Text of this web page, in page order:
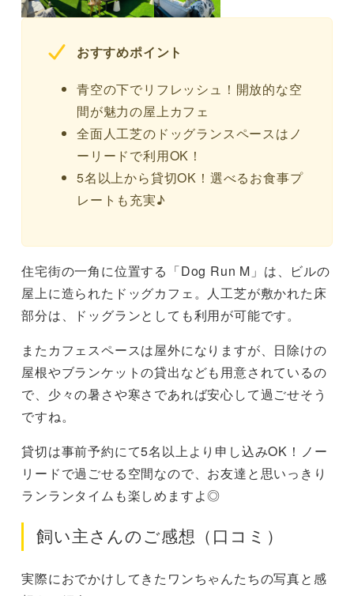
おすすめポイント
青空の下でリフレッシュ！開放的な空
間が魅力の屋上カフェ
全面人工芝のドッグランスペースはノ
ーリードで利用OK！
5名以上から貸切OK！選べるお食事プ
レートも充実♪
住宅街の一角に位置する「Dog Run M」は、ビルの
屋上に造られたドッグカフェ。人工芝が敷かれた床
部分は、ドッグランとしても利用が可能です。
またカフェスペースは屋外になりますが、日除けの
屋根やブランケットの貸出なども用意されているの
で、少々の暑さや寒さであれば安心して過ごせそう
ですね。
貸切は事前予約にて5名以上より申し込みOK！ノー
リードで過ごせる空間なので、お友達と思いっきり
ランランタイムも楽しめますよ◎
飼い主さんのご感想（口コミ）
実際におでかけしてきたワンちゃんたちの写真と感